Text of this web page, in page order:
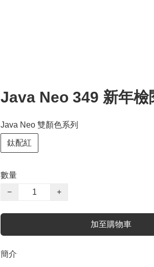
Java Neo 349 新年檢
Java Neo 雙顏色系列
鈦配紅
數量
−
+
加至購物車
簡介